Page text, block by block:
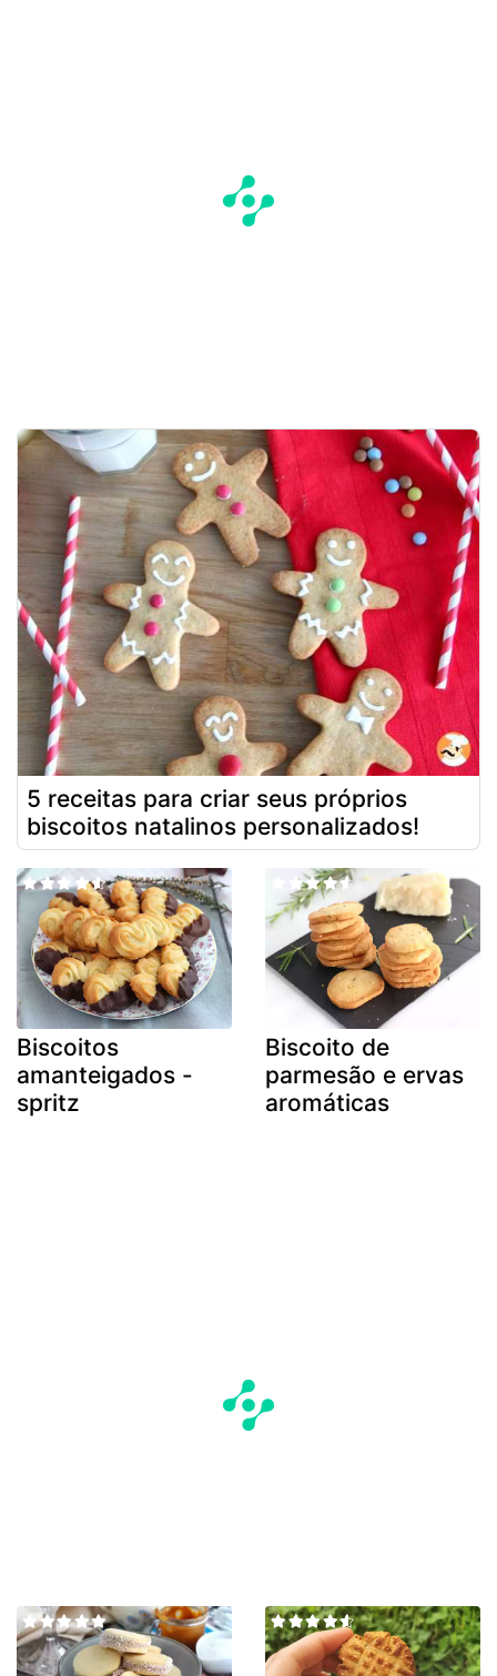
5 receitas para criar seus próprios
biscoitos natalinos personalizados!
Biscoitos
amanteigados -
spritz
Biscoito de
parmesão e ervas
aromáticas